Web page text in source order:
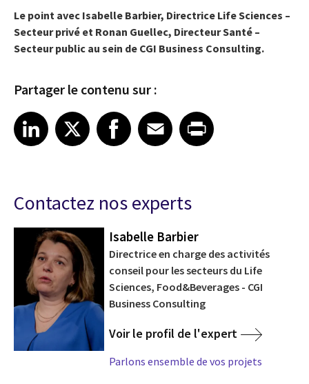
Le point avec Isabelle Barbier, Directrice Life Sciences –
Secteur privé et Ronan Guellec, Directeur Santé –
Secteur public au sein de CGI Business Consulting.
Partager le contenu sur :
Share article on LinkedIn
LinkedIn
Share article on XShare article on Facebook
Facebook
Share article on Email
EmailShare article on Print
Contactez nos experts
Isabelle Barbier
Directrice en charge des activités
conseil pour les secteurs du Life
Sciences, Food&Beverages - CGI
Business Consulting
Voir le profil de l'expert
Parlons ensemble de vos projets